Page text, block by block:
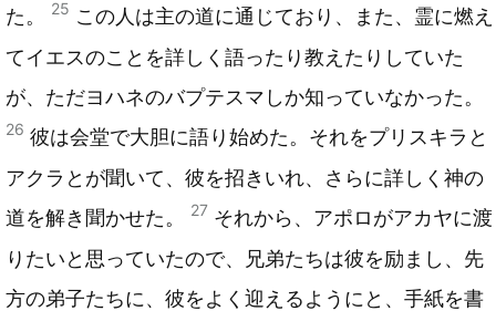
た。
25 この人は主の道に通じており、また、霊に燃え
てイエスのことを詳しく語ったり教えたりしていた
が、ただヨハネのバプテスマしか知っていなかった。
26 彼は会堂で大胆に語り始めた。それをプリスキラと
アクラとが聞いて、彼を招きいれ、さらに詳しく神の
道を解き聞かせた。
27 それから、アポロがアカヤに渡
りたいと思っていたので、兄弟たちは彼を励まし、先
方の弟子たちに、彼をよく迎えるようにと、手紙を書